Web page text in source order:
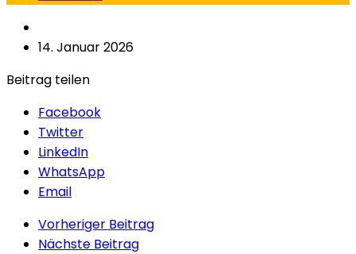
14. Januar 2026
Beitrag teilen
Facebook
Twitter
LinkedIn
WhatsApp
Email
Vorheriger Beitrag
Nächste Beitrag